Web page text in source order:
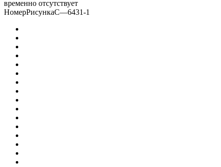
временно отсутствует
НомерРисункаС—6431-1